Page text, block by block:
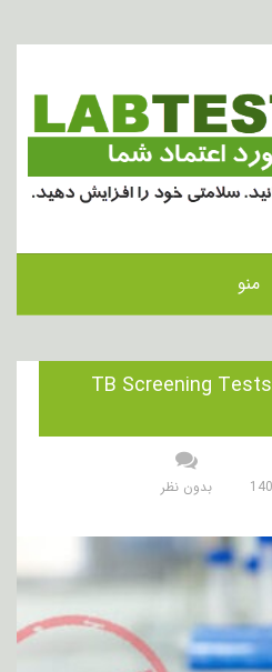
منو
هدف از انجام آزمایش TB Screening Tests
بدون نظر